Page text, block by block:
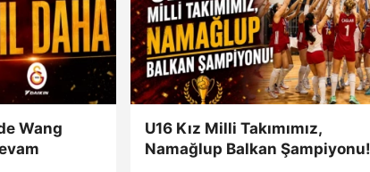
Wang
U16 Kız Milli Takımımız,
Namağlup Balkan Şampiyonu!